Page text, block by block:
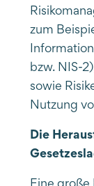
zum
bzw. NIS-
sowie
Nutzung
Die